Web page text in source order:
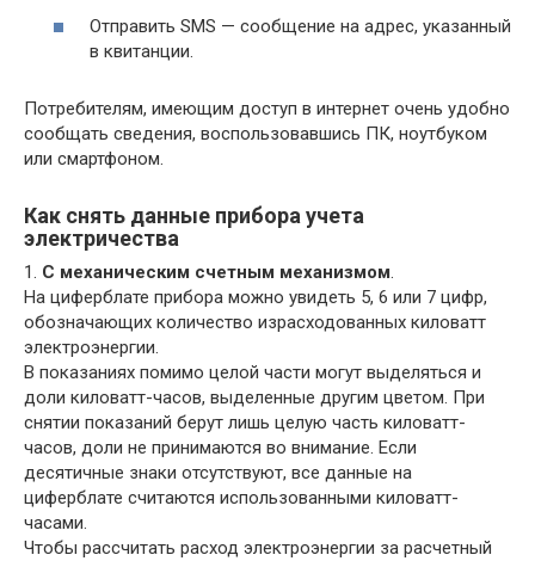
Отправить SMS — сообщение на адрес, указанный
в квитанции.
Потребителям, имеющим доступ в интернет очень удобно
сообщать сведения, воспользовавшись ПК, ноутбуком
или смартфоном.
Как снять данные прибора учета
электричества
1. С механическим счетным механизмом.
На циферблате прибора можно увидеть 5, 6 или 7 цифр,
обозначающих количество израсходованных киловатт
электроэнергии.
В показаниях помимо целой части могут выделяться и
доли киловатт-часов, выделенные другим цветом. При
снятии показаний берут лишь целую часть киловатт-
часов, доли не принимаются во внимание. Если
десятичные знаки отсутствуют, все данные на
циферблате считаются использованными киловатт-
часами.
Чтобы рассчитать расход электроэнергии за расчетный